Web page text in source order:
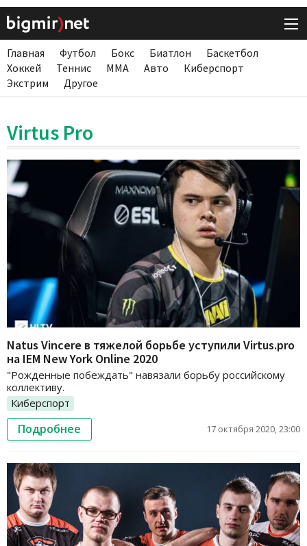
Главная Футбол Бокс Биатлон
Баскетбол
Хоккей
Теннис ММА Авто
Киберспорт
Экстрим
Другое
Virtus Pro
Natus Vincere в тяжелой борьбе уступили Virtus.pro
на IEM New York Online 2020
"Рожденные побеждать" навязали борьбу российскому
коллективу.
Киберспорт
Подробнее 17 октября 2020, 23:00